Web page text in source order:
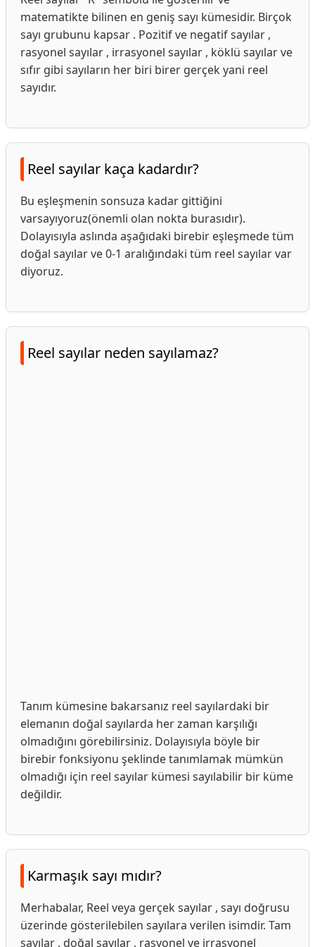
matematikte bilinen en geniş sayı kümesidir. Birçok
sayı grubunu kapsar . Pozitif ve negatif sayılar ,
rasyonel sayılar , irrasyonel sayılar , köklü sayılar ve
sıfır gibi sayıların her biri birer gerçek yani reel
sayıdır.
Reel sayılar kaça kadardır?
Bu eşleşmenin sonsuza kadar gittiğini
varsayıyoruz(önemli olan nokta burasıdır).
Dolayısıyla aslında aşağıdaki birebir eşleşmede tüm
doğal sayılar ve 0-1 aralığındaki tüm reel sayılar var
diyoruz.
Reel sayılar neden sayılamaz?
Tanım kümesine bakarsanız reel sayılardaki bir
elemanın doğal sayılarda her zaman karşılığı
olmadığını görebilirsiniz. Dolayısıyla böyle bir
birebir fonksiyonu şeklinde tanımlamak mümkün
olmadığı için reel sayılar kümesi sayılabilir bir küme
değildir.
Karmaşık sayı mıdır?
Merhabalar, Reel veya gerçek sayılar , sayı doğrusu
üzerinde gösterilebilen sayılara verilen isimdir. Tam
sayılar , doğal sayılar , rasyonel ve irrasyonel